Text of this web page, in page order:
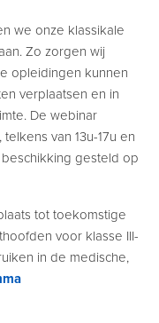
we onze klassikale
Zo zorgen wij
opleidingen kunnen
verplaatsen en in
De webinar
van 13u-17u en
gesteld op
tot toekomstige
voor klasse III-
in de medische,